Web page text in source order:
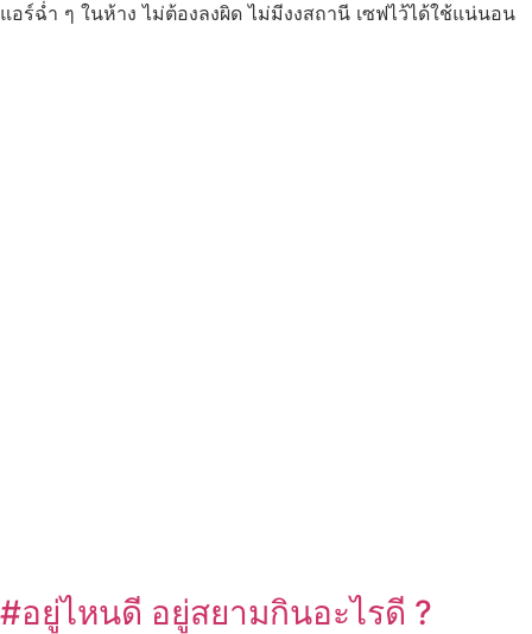
แอร์ฉ่ำ ๆ ในห้าง ไม่ต้องลงผิด ไม่มีงงสถานี เซฟไว้ได้ใช้แน่นอน
#อยู่ไหนดี อยู่สยามกินอะไรดี ?